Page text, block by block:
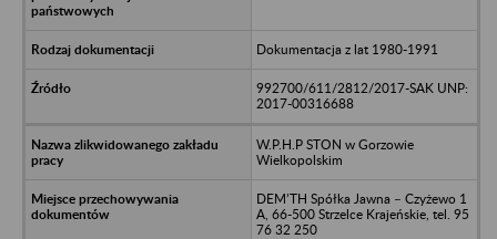
Dokumentacja z lat 1980-1991
992700/611/2812/2017-SAK UNP:
2017-00316688
W.P.H.P STON w Gorzowie
Wielkopolskim
DEM’TH Spółka Jawna – Czyżewo 1
A, 66-500 Strzelce Krajeńskie, tel. 95
76 32 250